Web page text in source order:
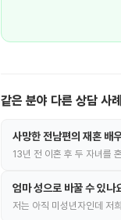
같은 분야 다른 상담 사례
사망한 전남편의 재혼 배
13년 전 이혼 후 두 자녀를
엄마 성으로 바꿀 수 있나
저는 아직 미성년자인데 저